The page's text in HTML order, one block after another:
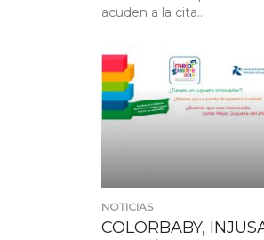
acuden a la cita...
NOTICIAS
COLORBABY,